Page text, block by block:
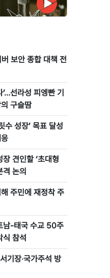
보안 종합 대책 전
선라성 피엥빤 기
구슬땀
수 성장’ 목표 달성
견인할 ‘초대형
격 논의
주민에 재정착 주
남-태국 수교 50주
식 참석
기장‧국가주석 방